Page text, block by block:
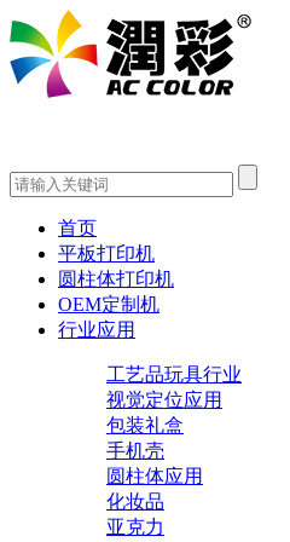
首页
平板打印机
圆柱体打印机
OEM定制机
行业应用
工艺品玩具行业
视觉定位应用
包装礼盒
手机壳
圆柱体应用
化妆品
亚克力